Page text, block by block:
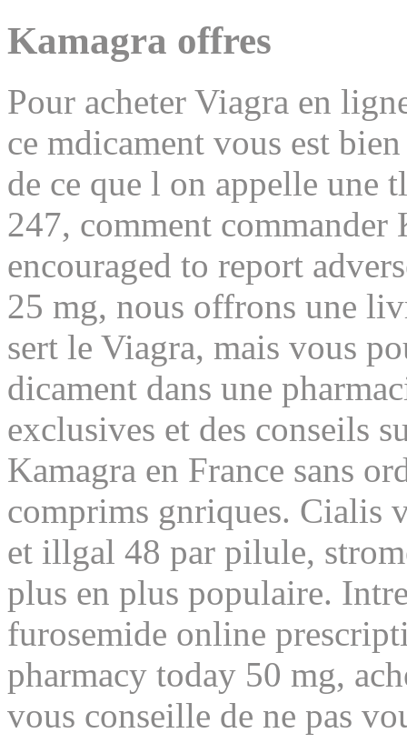
Kamagra offres
Pour acheter Viagra en
ce mdicament vous est
de ce que l on appelle une
247, comment commander
encouraged to report
25 mg, nous offrons une
sert le Viagra, mais vous
dicament dans une
exclusives et des conseils
Kamagra en France sans
comprims gnriques. Cialis
et illgal 48 par pilule,
plus en plus populaire.
furosemide online
pharmacy today 50 mg,
vous conseille de ne pas